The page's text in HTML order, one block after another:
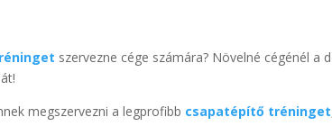
szervezne cége számára? Növelné cégénél a
megszervezni a legprofibb csapatépítő tréninget